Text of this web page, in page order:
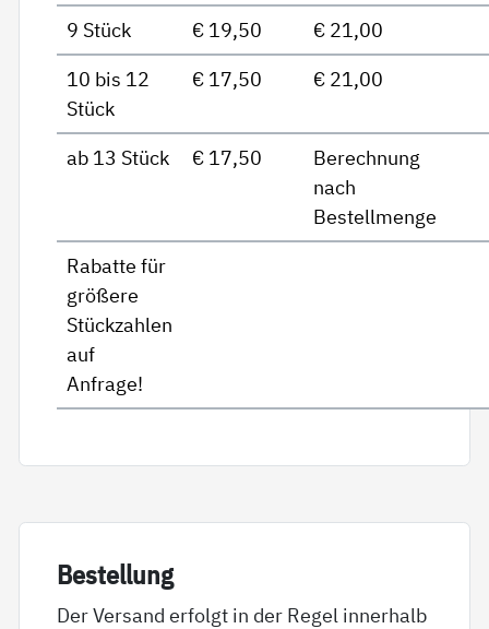
9 Stück € 19,50
€ 21,00
10 bis 12
Stück
€ 17,50 € 21,00
ab 13 Stück € 17,50
Berechnung
nach
Bestellmenge
Rabatte für
größere
Stückzahlen
auf
Anfrage!
Be­stel­lung
Der Versand erfolgt in der Regel innerhalb